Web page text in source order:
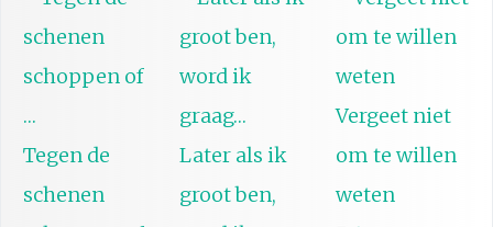
Tegen de
schenen
Later als ik
groot ben,
Vergeet niet
om te willen
weten